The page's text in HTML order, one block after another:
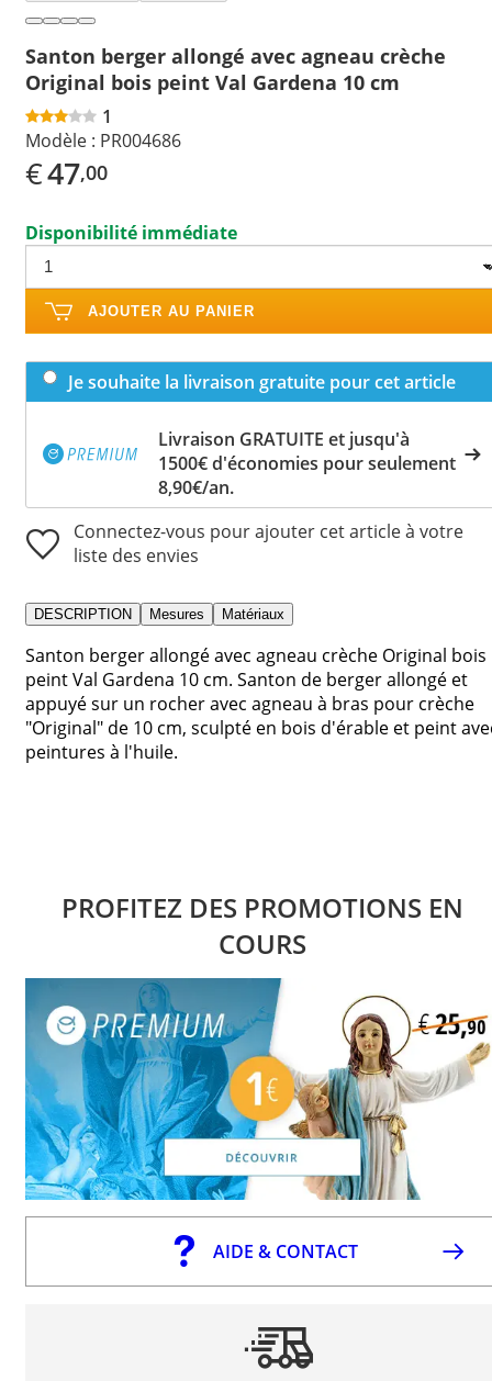
Santon berger allongé avec agneau crèche
Original bois peint Val Gardena 10 cm
1
Modèle : PR004686
€47,00
Disponibilité immédiate
AJOUTER AU PANIER
Je souhaite la livraison gratuite pour cet article
Livraison GRATUITE et jusqu'à
1500€ d'économies pour seulement
8,90€/an.
Connectez-vous pour ajouter cet article à votre
liste des envies
DESCRIPTION Mesures Matériaux
Santon berger allongé avec agneau crèche Original bois
peint Val Gardena 10 cm. Santon de berger allongé et
appuyé sur un rocher avec agneau à bras pour crèche
"Original" de 10 cm, sculpté en bois d'érable et peint
peintures à l'huile.
PROFITEZ DES PROMOTIONS EN
COURS
AIDE & CONTACT